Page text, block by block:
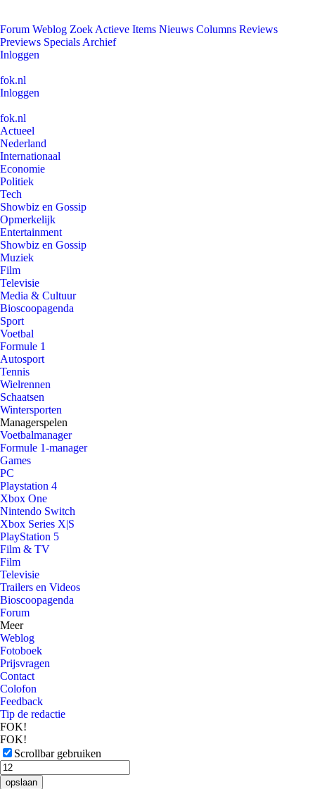
Forum Weblog Zoek Actieve Items Nieuws Columns Reviews
Previews Specials Archief
Inloggen
fok.nl
Inloggen
fok.nl
Actueel
Nederland
Internationaal
Economie
Politiek
Tech
Showbiz en Gossip
Opmerkelijk
Entertainment
Showbiz en Gossip
Muziek
Film
Televisie
Media & Cultuur
Bioscoopagenda
Sport
Voetbal
Formule 1
Autosport
Tennis
Wielrennen
Schaatsen
Wintersporten
Managerspelen
Voetbalmanager
Formule 1-manager
Games
PC
Playstation 4
Xbox One
Nintendo Switch
Xbox Series X|S
PlayStation 5
Film & TV
Film
Televisie
Trailers en Videos
Bioscoopagenda
Forum
Meer
Weblog
Fotoboek
Prijsvragen
Contact
Colofon
Feedback
Tip de redactie
FOK!
FOK!
Scrollbar gebruiken
opslaan